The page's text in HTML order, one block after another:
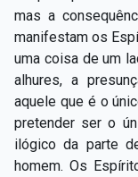
mas a
manifestam os
uma coisa de um
alhures, a
aquele que é o
pretender ser o
ilógico da parte
homem. Os